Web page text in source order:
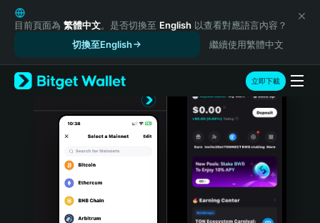
English
日本語
Русский
Español (Latinoamérica)
Türkçe
Português (Portugal)
Bahasa Indonesia
目前頁面為 繁體中文。是否切換至 English 以查看對應語言內容？
切換至English
繼續使用繁體中文
立即下載